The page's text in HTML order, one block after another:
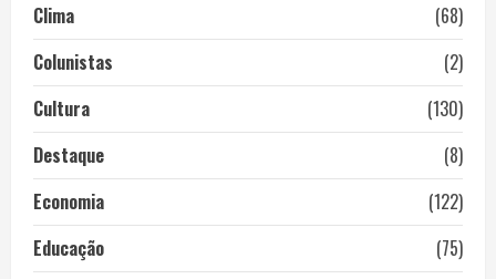
Clima
(68)
Colunistas
(2)
Cultura
(130)
Destaque
(8)
Economia
(122)
Educação
(75)